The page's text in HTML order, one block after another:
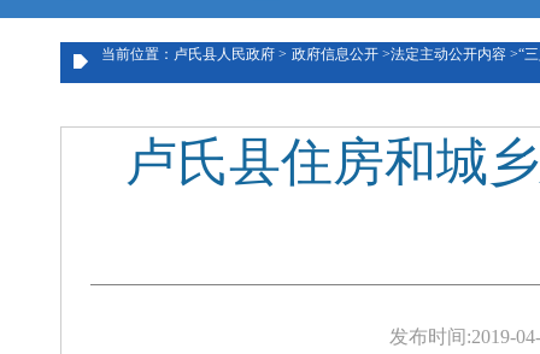
当前位置：卢氏县人民政府 > 政府信息公开 >法定主动公开内容 >“
卢氏县住房和城
发布时间:2019-